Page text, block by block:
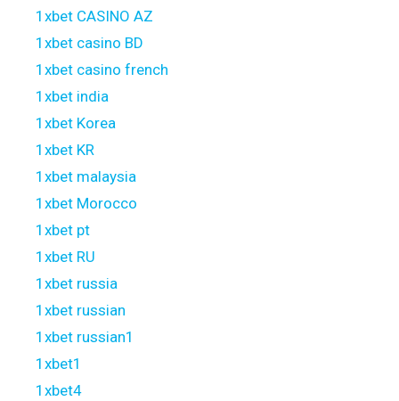
1xbet CASINO AZ
1xbet casino BD
1xbet casino french
1xbet india
1xbet Korea
1xbet KR
1xbet malaysia
1xbet Morocco
1xbet pt
1xbet RU
1xbet russia
1xbet russian
1xbet russian1
1xbet1
1xbet4